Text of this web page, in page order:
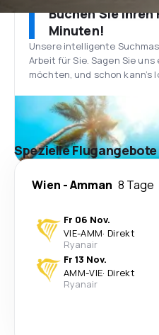
Buchen Sie
Minuten!
Unsere intelligente
Arbeit für Sie. Sagen Sie
möchten, und schon kann’s
Spezielle
Wien -Amman 8 Tage
Fr 06 Nov.
VIE-AMM· Direkt
Ryanair
Fr 13 Nov.
AMM-VIE· Direkt
Ryanair